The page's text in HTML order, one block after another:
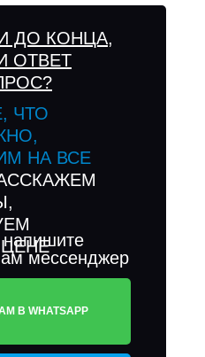
ЧТО
НА ВСЕ
ДО КОНЦА,
ОТВЕТ
мессенджер
В WHATSAPP